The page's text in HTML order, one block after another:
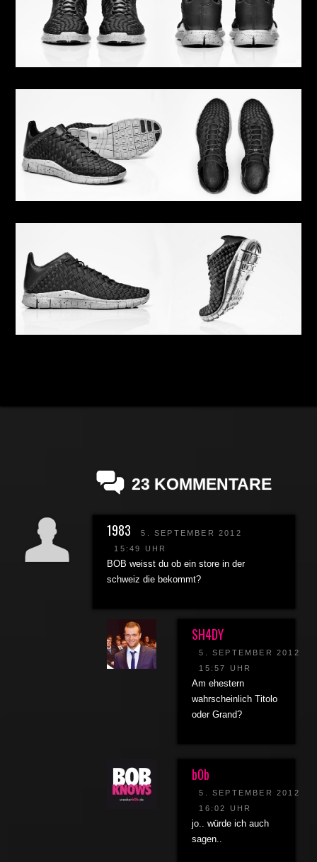
23 KOMMENTARE
1983
5. SEPTEMBER 2012
15:49 UHR
BOB weisst du ob ein store in der
schweiz die bekommt?
SH4DY
5. SEPTEMBER 2012
15:57 UHR
Am ehestern
wahrscheinlich Titolo
oder Grand?
b0b
5. SEPTEMBER 2012
16:02 UHR
jo.. würde ich auch
sagen..